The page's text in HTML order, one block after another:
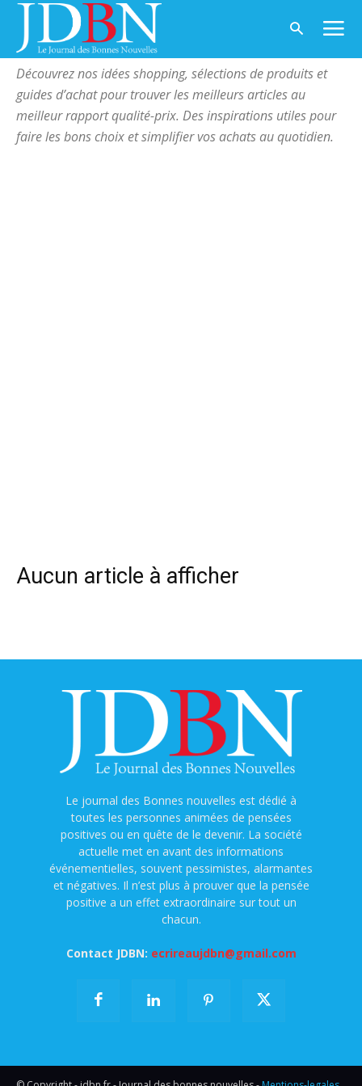
Idées shopping & produits
IDÉES SHOPPING & PRODUITS
Découvrez nos idées shopping, sélections de produits et
guides d’achat pour trouver les meilleurs articles au
meilleur rapport qualité-prix. Des inspirations utiles pour
faire les bons choix et simplifier vos achats au quotidien.
Aucun article à afficher
Le journal des Bonnes nouvelles est dédié à
toutes les personnes animées de pensées
positives ou en quête de le devenir. La société
actuelle met en avant des informations
événementielles, souvent pessimistes, alarmantes
et négatives. Il n’est plus à prouver que la pensée
positive a un effet extraordinaire sur tout un
chacun.
Contact JDBN: ecrireaujdbn@gmail.com